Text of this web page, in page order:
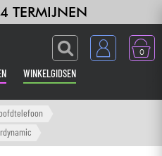
TERMIJNEN
0
WINKELGIDSEN